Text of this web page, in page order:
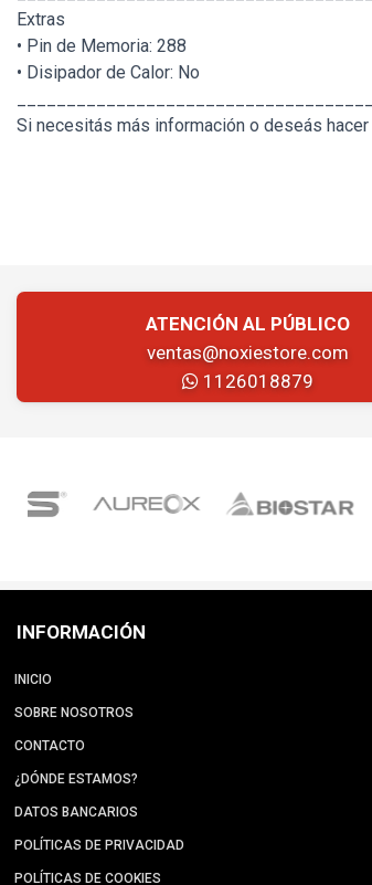
Extras
• Pin de Memoria: 288
• Disipador de Calor: No
Si necesitás más información o deseás
ATENCIÓN AL PÚBLICO
ventas@noxiestore.com
1126018879
INFORMACIÓN
INICIO
SOBRE NOSOTROS
CONTACTO
¿DÓNDE ESTAMOS?
DATOS BANCARIOS
POLÍTICAS DE PRIVACIDAD
POLÍTICAS DE COOKIES